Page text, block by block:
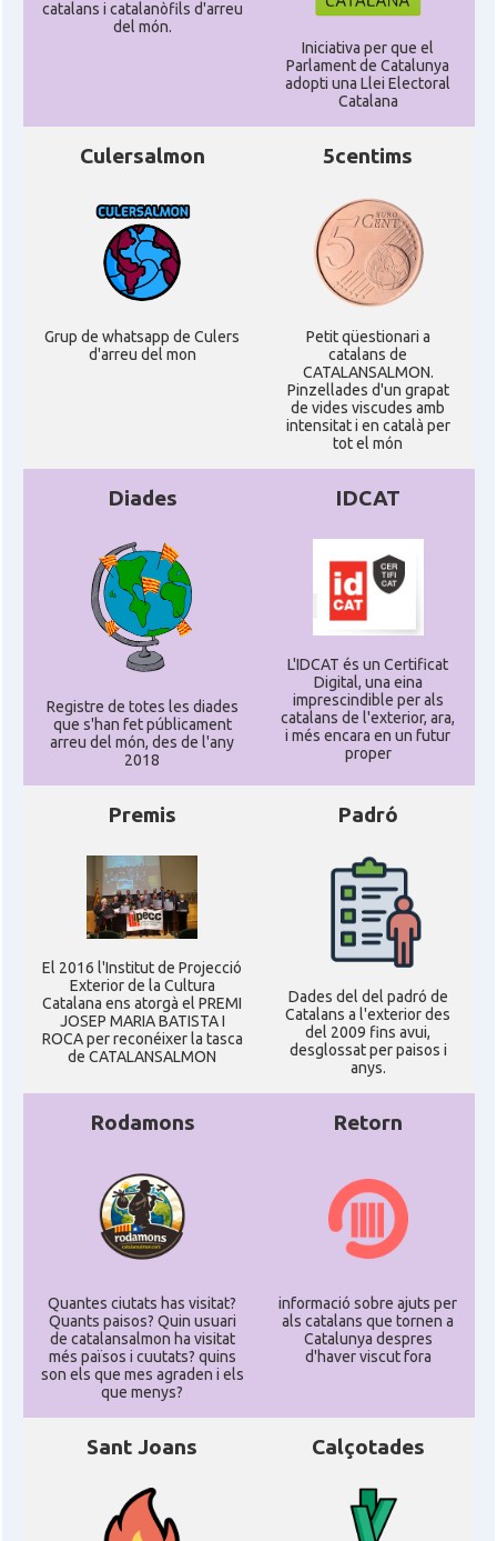
catalans i catalanòfils d'arreu
del món.
Iniciativa per que el
Parlament de Catalunya
adopti una Llei Electoral
Catalana
Culersalmon
Grup de whatsapp de Culers
d'arreu del mon
5centims
Petit qüestionari a
catalans de
CATALANSALMON.
Pinzellades d'un grapat
de vides viscudes amb
intensitat i en català per
tot el món
Diades
Registre de totes les diades
que s'han fet públicament
arreu del món, des de l'any
2018
IDCAT
L'IDCAT és un Certificat
Digital, una eina
imprescindible per als
catalans de l'exterior, ara,
i més encara en un futur
proper
Premis
El 2016 l'Institut de Projecció
Exterior de la Cultura
Catalana ens atorgà el PREMI
JOSEP MARIA BATISTA I
ROCA per reconéixer la tasca
de CATALANSALMON
Padró
Dades del del padró de
Catalans a l'exterior des
del 2009 fins avui,
desglossat per paisos i
anys.
Rodamons
Quantes ciutats has visitat?
Quants paisos? Quin usuari
de catalansalmon ha visitat
més països i cuutats? quins
son els que mes agraden i els
que menys?
Retorn
informació sobre ajuts per
als catalans que tornen a
Catalunya despres
d'haver viscut fora
Sant Joans Calçotades